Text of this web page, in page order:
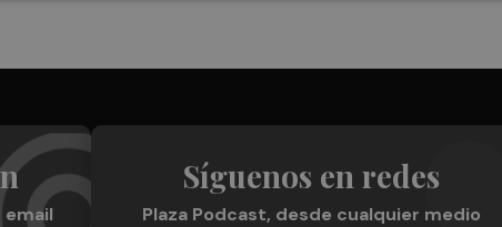
email
Síguenos en redes
Plaza Podcast, desde cualquier medio